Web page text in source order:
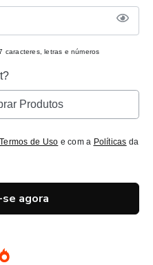
caracteres, letras e números
Produtos
Termos de Uso e com a Políticas da
agora